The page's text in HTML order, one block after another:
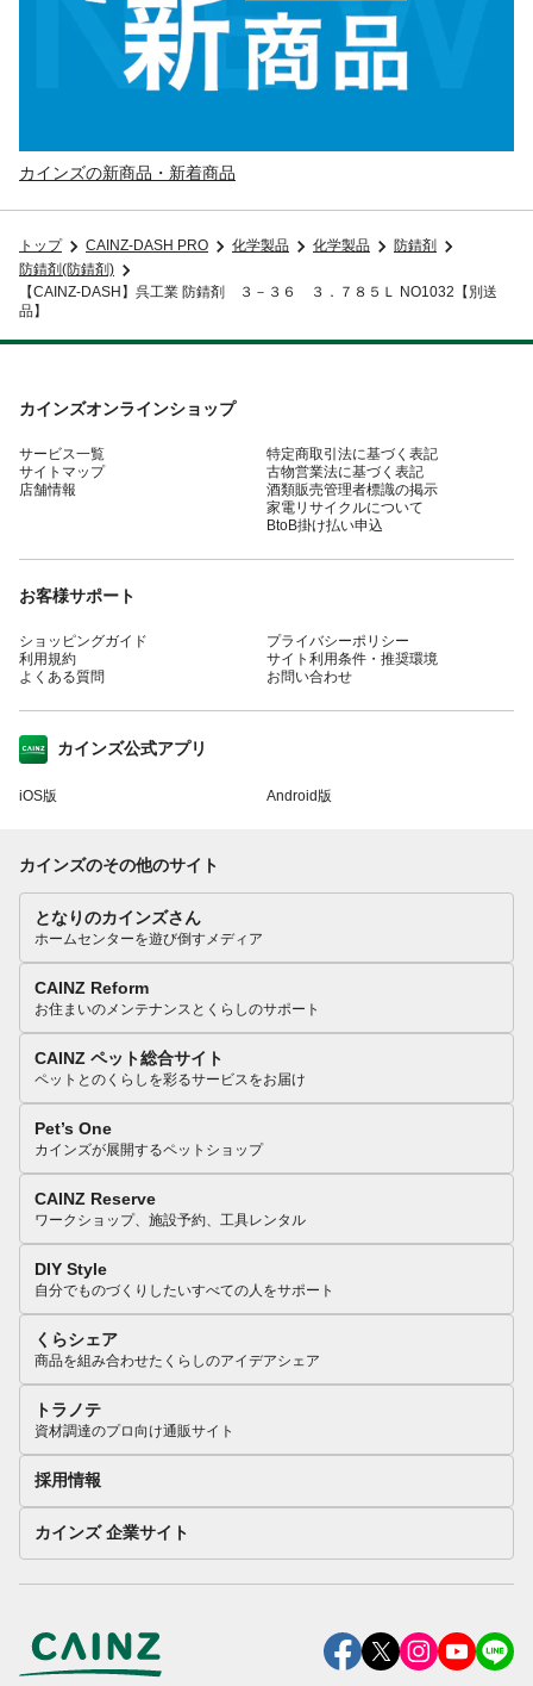
カインズの新商品・新着商品
トップ CAINZ-DASH PRO 化学製品 化学製品
防錆剤
防錆剤(防錆剤)
【CAINZ-DASH】呉工業 防錆剤 ３－３６ ３．７８５Ｌ NO1032【別送
品】
カインズオンラインショップ
サービス一覧
サイトマップ
店舗情報
特定商取引法に基づく表記
古物営業法に基づく表記
酒類販売管理者標識の掲示
家電リサイクルについて
BtoB掛け払い申込
お客様サポート
ショッピングガイド
利用規約
よくある質問
プライバシーポリシー
サイト利用条件・推奨環境
お問い合わせ
カインズ公式アプリ
iOS版 Android版
カインズのその他のサイト
となりのカインズさん
ホームセンターを遊び倒すメディア
CAINZ Reform
お住まいのメンテナンスとくらしのサポート
CAINZ ペット総合サイト
ペットとのくらしを彩るサービスをお届け
Pet’s One
カインズが展開するペットショップ
CAINZ Reserve
ワークショップ、施設予約、工具レンタル
DIY Style
自分でものづくりしたいすべての人をサポート
くらシェア
商品を組み合わせたくらしのアイデアシェア
トラノテ
資材調達のプロ向け通販サイト
採用情報
カインズ 企業サイト